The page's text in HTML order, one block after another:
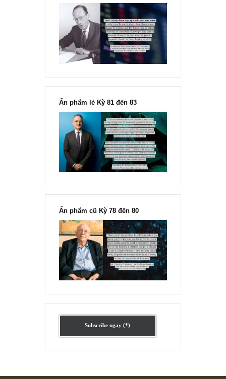
“Đừng sợ mua cổ phiếu dài hạn
chỉ vì chiến tranh”, ngài Philip
Fisher
Ấn phẩm lẻ Kỳ 81 đến 83
Ấn phẩm cũ Kỳ 78 đến 80